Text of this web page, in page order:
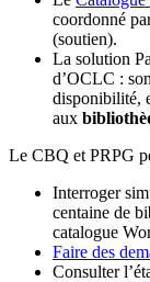
coordonné
(soutien).
La solution
d’OCLC :
disponibilité,
aux
Le CBQ et PRPG
Interroger
centaine de
catalogue
Faire des
Consulter